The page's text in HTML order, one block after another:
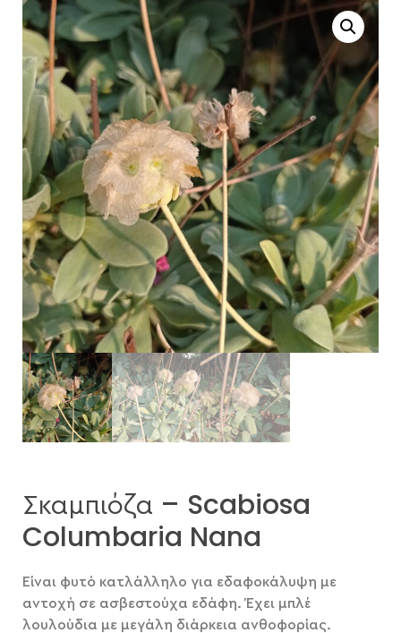
Σκαμπιόζα – Scabiosa
Columbaria Nana
Είναι φυτό κατλάλληλο για εδαφοκάλυψη με
αντοχή σε ασβεστούχα εδάφη. Έχει μπλέ
λουλούδια με μεγάλη διάρκεια ανθοφορίας.